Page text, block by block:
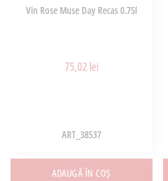
Vin Rose Muse Day Recas 0.75l
75,02 lei
ART_38537
ADAUGĂ ÎN COȘ